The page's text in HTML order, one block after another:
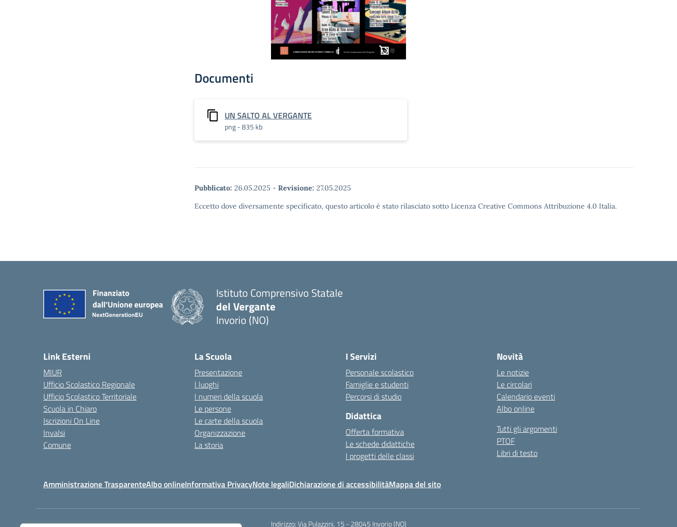
Documenti
UN SALTO AL VERGANTE
png - 835 kb
Pubblicato: 26.05.2025 - Revisione: 27.05.2025
Eccetto dove diversamente specificato, questo articolo è stato rilasciato sotto Licenza Creative Commons Attribuzione 4.0 Italia.
Istituto Comprensivo Statale
del Vergante
Invorio (NO)
Link Esterni
MIUR
Ufficio Scolastico Regionale
Ufficio Scolastico Territoriale
Scuola in Chiaro
Iscrizioni On Line
Invalsi
Comune
La Scuola
Presentazione
I luoghi
I numeri della scuola
Le persone
Le carte della scuola
Organizzazione
La storia
I Servizi
Personale scolastico
Famiglie e studenti
Percorsi di studio
Didattica
Offerta formativa
Le schede didattiche
I progetti delle classi
Novità
Le notizie
Le circolari
Calendario eventi
Albo online
Tutti gli argomenti
PTOF
Libri di testo
Amministrazione TrasparenteAlbo onlineInformativa PrivacyNote legaliDichiarazione di accessibilitàMappa del sito
Indirizzo:Via Pulazzini, 15 - 28045 Invorio (NO)